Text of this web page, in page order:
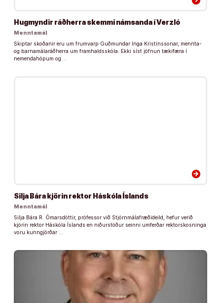
Hugmyndir ráðherra skemmi námsanda í Verzló
Menntamál
Skiptar skoðanir eru um frumvarp Guðmundar Inga Kristinssonar, mennta-
og barnamálaráðherra um framhaldsskóla. Ekki síst jöfnun tækifæra í
nemendahópum og …
arrow_forward
Silja Bára kjörin rektor Háskóla Íslands
Menntamál
Silja Bára R. Ómarsdóttir, prófessor við Stjórnmálafræðideild, hefur verið
kjörin rektor Háskóla Íslands en niðurstöður seinni umferðar rektorskosninga
voru kunngjörðar …